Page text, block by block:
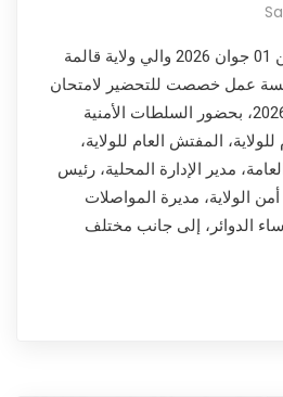
ترأس مساء اليوم الإثنين 01 جوان 2026 والي ولاية قالمة
عمل خصصت للتحضير لامتحان
شهادة البكالوريا دورة 2026، بحضور السلطات الأمنية
المفتش العام للولاية،
مدير الإدارة المحلية، رئيس
أمن الولاية، مديرة المواصلات
الدوائر، إلى جانب مختلف